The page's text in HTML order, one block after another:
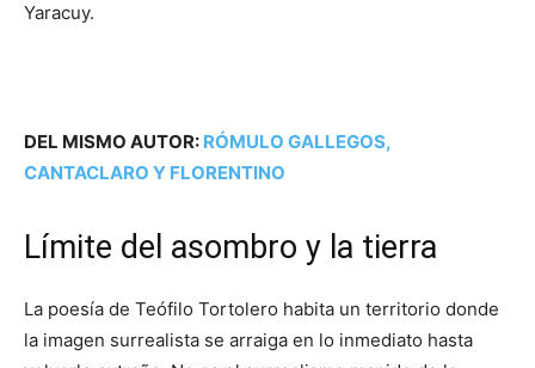
Yaracuy.
DEL MISMO AUTOR: RÓMULO GALLEGOS,
CANTACLARO Y FLORENTINO
Límite del asombro y la tierra
La poesía de Teófilo Tortolero habita un territorio donde
la imagen surrealista se arraiga en lo inmediato hasta